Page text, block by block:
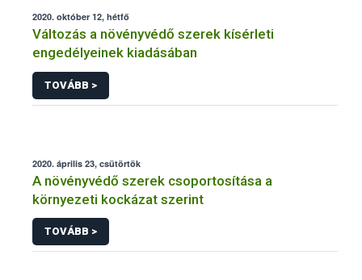
2020. október 12, hétfő
Változás a növényvédő szerek kísérleti
engedélyeinek kiadásában
TOVÁBB >
2020. április 23, csütörtök
A növényvédő szerek csoportosítása a
környezeti kockázat szerint
TOVÁBB >